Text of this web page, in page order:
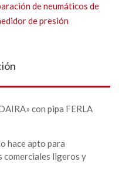
de neumáticos de
de presión
con pipa FERLA
hace apto para
comerciales ligeros y